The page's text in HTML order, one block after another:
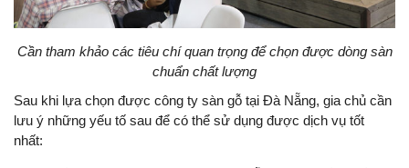
Cần tham khảo các tiêu chí quan trọng để chọn được dòng sàn
chuẩn chất lượng
Sau khi lựa chọn được công ty sàn gỗ tại Đà Nẵng, gia chủ cần
lưu ý những yếu tố sau để có thể sử dụng được dịch vụ tốt
nhất: